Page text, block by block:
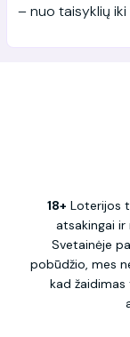
– nuo taisyklių
18+ Loterijos
atsakingai ir
Svetainėje
pobūdžio, mes
kad